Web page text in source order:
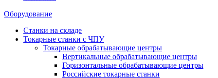
Оборудование
Станки на складе
Токарные станки с ЧПУ
Токарные обрабатывающие центры
Вертикальные обрабатывающие центры
Горизонтальные обрабатывающие центры
Российские токарные станки